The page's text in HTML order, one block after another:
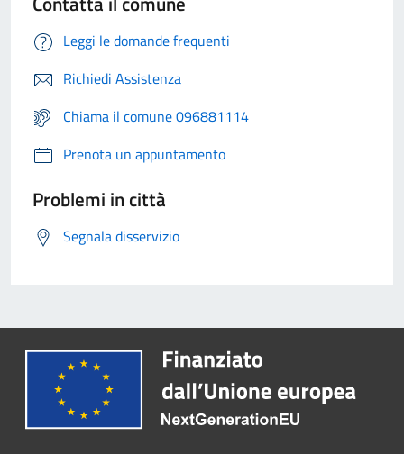
Leggi le domande frequenti
Richiedi Assistenza
Chiama il comune 096881114
Prenota un appuntamento
Problemi in città
Segnala disservizio